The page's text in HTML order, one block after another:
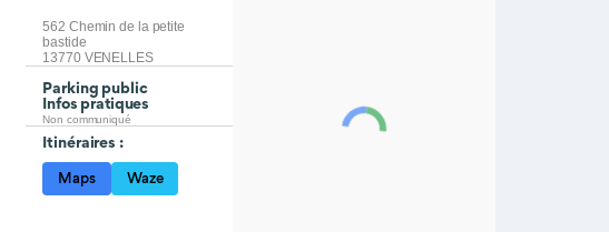
562 Chemin de la petite
bastide
13770 VENELLES
Parking public
Infos pratiques
Non communiqué
Itinéraires :
Maps Waze